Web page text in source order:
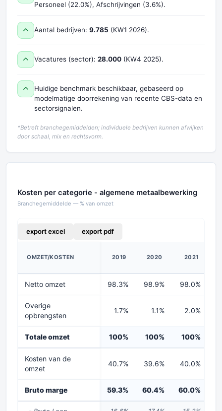
Personeel (22.0%), Afschrijvingen (3.6%).
Aantal bedrijven: 9.785 (KW1 2026).
Vacatures (sector): 28.000 (KW4 2025).
Huidige benchmark beschikbaar, gebaseerd op
modelmatige doorrekening van recente CBS-data en
sectorsignalen.
*Betreft branchegemiddelden; individuele bedrijven kunnen afwijken
door schaal, mix en rechtsvorm.
Kosten per categorie - algemene metaalbewerking
Branchegemiddelde — % van omzet
export excel export pdf
OMZET/KOSTEN 2019 2020 2021
Netto omzet 98.3% 98.9% 98.0%
Overige
opbrengsten
1.7% 1.1% 2.0%
Totale omzet 100% 100% 100%
Kosten van de
omzet
40.7% 39.6% 40.0%
Bruto marge 59.3% 60.4% 60.0%